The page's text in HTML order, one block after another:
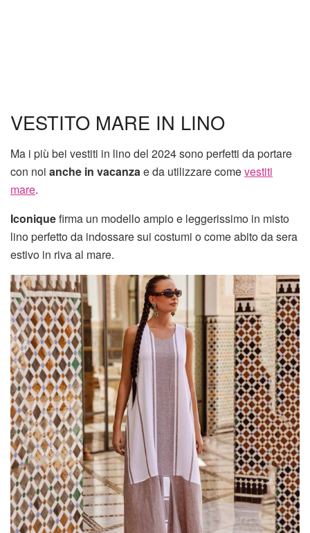
VESTITO MARE IN LINO
Ma i più bei vestiti in lino del 2024 sono perfetti da portare
con noi anche in vacanzae da utilizzare comevestiti
mare.
Iconiquefirma un modello ampio e leggerissimo in misto
lino perfetto da indossare sui costumi o come abito da sera
estivo in riva al mare.